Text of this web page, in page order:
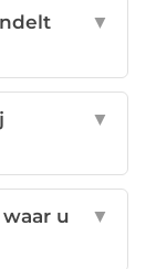
▼
▼
u
▼